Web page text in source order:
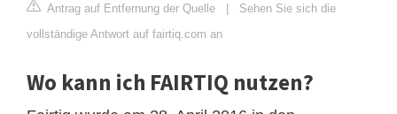
Antrag auf Entfernung der Quelle | Sehen Sie sich die
vollständige Antwort auf fairtiq.com an
Wo kann ich FAIRTIQ nutzen?